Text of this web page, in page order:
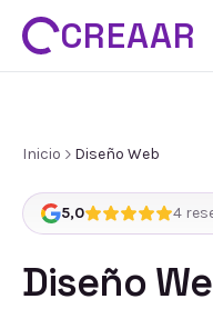
CREAAR
Inicio Diseño Web
5,0 4
Diseño